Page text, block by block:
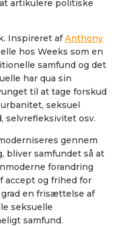
artikulere politiske
Inspireret afAnthony
hos Weeks som en
samfund og det
har qua sin
til at tage forskud
seksuel
selvrefleksivitet osv.
gennem
bliver samfundet så at
forandring
accept og frihed for
en frisættelse af
seksuelle
samfund.